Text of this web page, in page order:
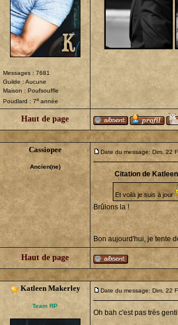
Messages : 7681
Guilde : Aucune
Maison : Poufsouffle
Poudlard : 7e année
Haut de page
Cassiopee
Ancien(ne)
Date du message: Dim. 22
Citation de
Et voilà je suis à jour
Brûlons la !
Bon aujourd'hui, je tente
Haut de page
Katleen Makerley
Team RP
Date du message: Dim. 22
Oh bah c'est pas très